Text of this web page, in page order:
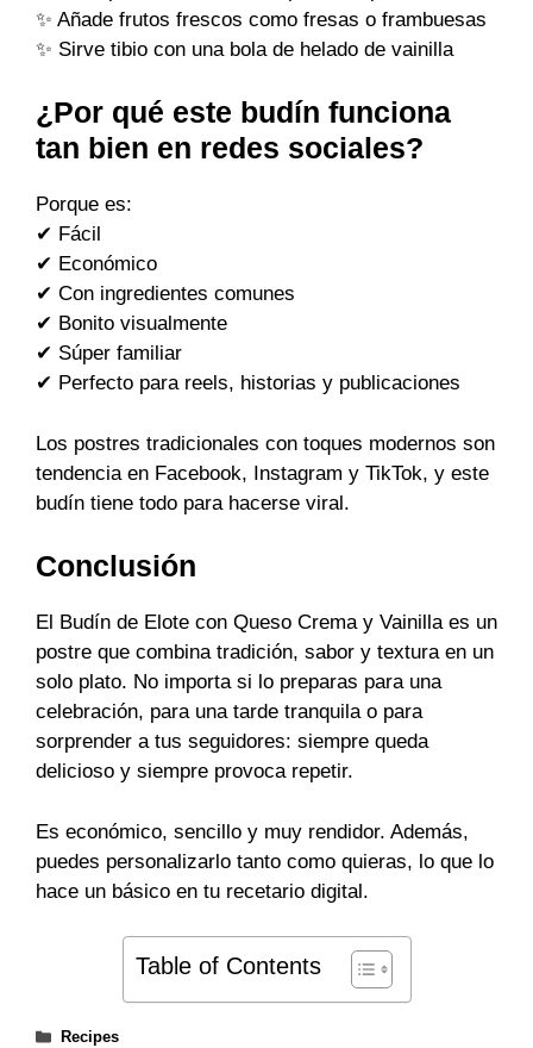
✨ Añade frutos frescos como fresas o frambuesas
✨ Sirve tibio con una bola de helado de vainilla
¿Por qué este budín funciona
tan bien en redes sociales?
Porque es:
✔ Fácil
✔ Económico
✔ Con ingredientes comunes
✔ Bonito visualmente
✔ Súper familiar
✔ Perfecto para reels, historias y publicaciones
Los postres tradicionales con toques modernos son
tendencia en Facebook, Instagram y TikTok, y este
budín tiene todo para hacerse viral.
Conclusión
El Budín de Elote con Queso Crema y Vainilla es un
postre que combina tradición, sabor y textura en un
solo plato. No importa si lo preparas para una
celebración, para una tarde tranquila o para
sorprender a tus seguidores: siempre queda
delicioso y siempre provoca repetir.
Es económico, sencillo y muy rendidor. Además,
puedes personalizarlo tanto como quieras, lo que lo
hace un básico en tu recetario digital.
Table of Contents
Categories
Recipes